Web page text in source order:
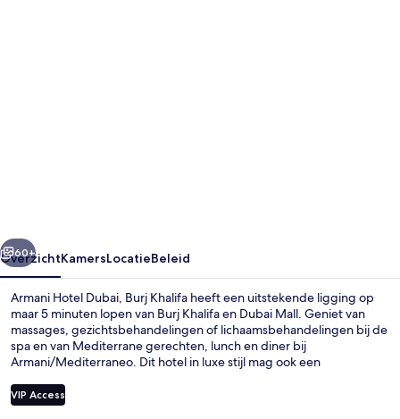
Volgende
60+
OverzichtKamersLocatieBeleid
Armani Hotel Dubai, Burj Khalifa heeft een uitstekende ligging op
maar 5 minuten lopen van Burj Khalifa en Dubai Mall. Geniet van
massages, gezichtsbehandelingen of lichaamsbehandelingen bij de
spa en van Mediterrane gerechten, lunch en diner bij
Armani/Mediterraneo. Dit hotel in luxe stijl mag ook een
de hoogtepunten rekenen. De roomservice en het behulpzame
personeel vallen in de smaak bij andere reizigers. Het openbaar
VIP Access